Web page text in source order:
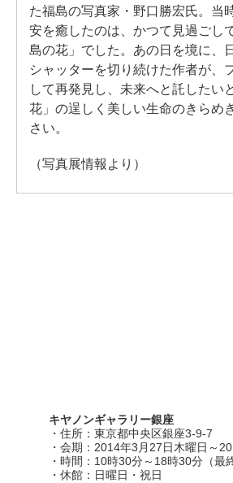
た福島の写真家・野口勝宏氏。当
安を癒したのは、かつて見過ごし
島の花」でした。あの日を境に、
シャッターを切り続けた作者が、
して再発見し、未来へと託したい
花」の逞しく美しい生命のきらめ
さい。
（写真展情報より）
キヤノンギャラリー銀座
・住所：東京都中央区銀座3-9-7
・会期：2014年3月27日木曜日～
・時間：10時30分～18時30分（最
・休館：日曜日・祝日